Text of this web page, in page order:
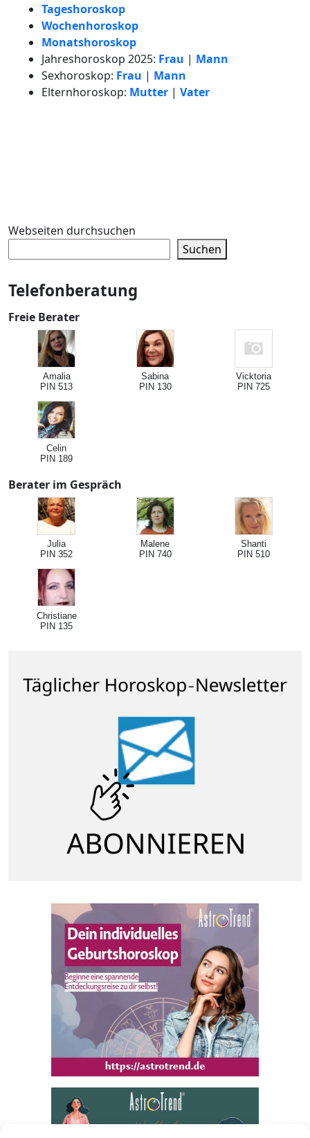
Tageshoroskop
Wochenhoroskop
Monatshoroskop
Jahreshoroskop 2025: Frau | Mann
Sexhoroskop: Frau | Mann
Elternhoroskop: Mutter | Vater
Webseiten durchsuchen
Suchen
Telefonberatung
Freie Berater
Amalia
PIN 513
Sabina
PIN 130
Vicktoria
PIN 725
Celin
PIN 189
Berater im Gespräch
Julia
PIN 352
Malene
PIN 740
Shanti
PIN 510
Christiane
PIN 135